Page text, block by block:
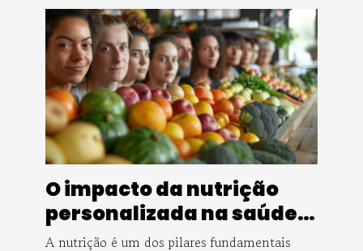
O impacto da nutrição
personalizada na saúde
pública
A nutrição é um dos pilares fundamentais